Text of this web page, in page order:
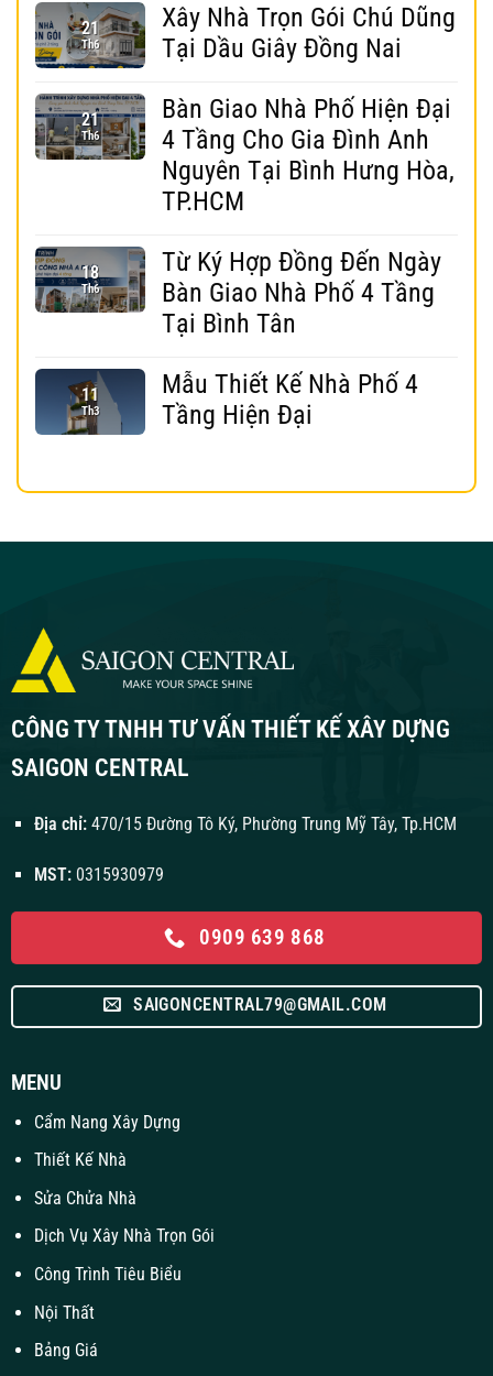
21
Th6
Xây Nhà Trọn Gói Chú Dũng
Tại Dầu Giây Đồng Nai
21
Th6
Bàn Giao Nhà Phố Hiện Đại
4 Tầng Cho Gia Đình Anh
Nguyên Tại Bình Hưng Hòa,
TP.HCM
18
Th6
Từ Ký Hợp Đồng Đến Ngày
Bàn Giao Nhà Phố 4 Tầng
Tại Bình Tân
11
Th3
Mẫu Thiết Kế Nhà Phố 4
Tầng Hiện Đại
CÔNG TY TNHH TƯ VẤN THIẾT KẾ XÂY DỰNG
SAIGON CENTRAL
Địa chỉ:470/15 Đường Tô Ký, Phường Trung Mỹ Tây, Tp.HCM
MST: 0315930979
0909 639 868
SAIGONCENTRAL79@GMAIL.COM
MENU
Cẩm Nang Xây Dựng
Thiết Kế Nhà
Sửa Chửa Nhà
Dịch Vụ Xây Nhà Trọn Gói
Công Trình Tiêu Biểu
Nội Thất
Bảng Giá